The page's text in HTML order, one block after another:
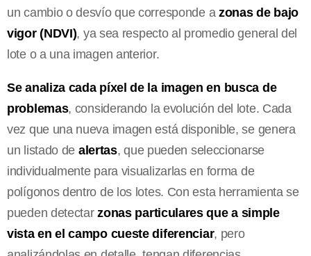
un cambio o desvío que corresponde azonas de bajo
vigor (NDVI), ya sea respecto al promedio general del
lote o a una imagen anterior.
Se analiza cada píxel de la imagen en busca de
problemas, considerando la evolución del lote. Cada
vez que una nueva imagen está disponible, se genera
un listado de alertas, que pueden seleccionarse
individualmente para visualizarlas en forma de
polígonos dentro de los lotes. Con esta herramienta se
pueden detectarzonas particulares que a simple
vista en el campo cueste diferenciar, pero